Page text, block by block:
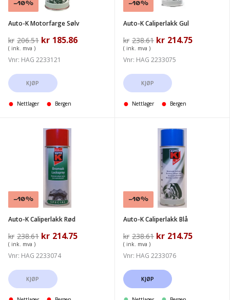
Salg!
-10%
Auto-K Motorfarge Sølv
kr 206.51 Opprinnelig
var:
kr 185.86Nåværende
( ink. mva )
Vnr: HAG 2233121
KJØP
Nettlager Bergen
Salg!
-10%
Auto-K Caliperlakk Gul
kr 238.61 Opprinnelig
var:
kr 214.75
( ink. mva )
Vnr: HAG 2233075
KJØP
Nettlager Bergen
Salg!
Caliperlakk
-10%
Auto-K Caliperlakk Rød
kr 238.61 Opprinnelig
var:
kr 214.75Nåværende
( ink. mva )
Vnr: HAG 2233074
KJØP
Salg!
Caliperlakk
-10%
Auto-K Caliperlakk Blå
kr 238.61 Opprinnelig
var:
kr 214.75
( ink. mva )
Vnr: HAG 2233076
KJØP